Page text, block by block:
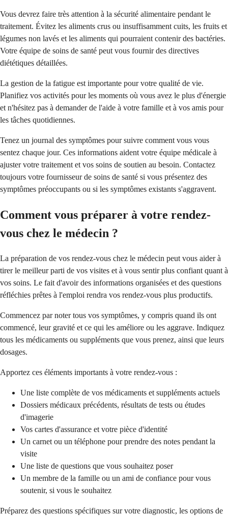
Vous devrez faire très attention à la sécurité alimentaire pendant le
traitement. Évitez les aliments crus ou insuffisamment cuits, les fruits et
légumes non lavés et les aliments qui pourraient contenir des bactéries.
Votre équipe de soins de santé peut vous fournir des directives
diététiques détaillées.
La gestion de la fatigue est importante pour votre qualité de vie.
Planifiez vos activités pour les moments où vous avez le plus d'énergie
et n'hésitez pas à demander de l'aide à votre famille et à vos amis pour
les tâches quotidiennes.
Tenez un journal des symptômes pour suivre comment vous vous
sentez chaque jour. Ces informations aident votre équipe médicale à
ajuster votre traitement et vos soins de soutien au besoin. Contactez
toujours votre fournisseur de soins de santé si vous présentez des
symptômes préoccupants ou si les symptômes existants s'aggravent.
Comment vous préparer à votre rendez-
vous chez le médecin ?
La préparation de vos rendez-vous chez le médecin peut vous aider à
tirer le meilleur parti de vos visites et à vous sentir plus confiant quant à
vos soins. Le fait d'avoir des informations organisées et des questions
réfléchies prêtes à l'emploi rendra vos rendez-vous plus productifs.
Commencez par noter tous vos symptômes, y compris quand ils ont
commencé, leur gravité et ce qui les améliore ou les aggrave. Indiquez
tous les médicaments ou suppléments que vous prenez, ainsi que leurs
dosages.
Apportez ces éléments importants à votre rendez-vous :
Une liste complète de vos médicaments et suppléments actuels
Dossiers médicaux précédents, résultats de tests ou études
d'imagerie
Vos cartes d'assurance et votre pièce d'identité
Un carnet ou un téléphone pour prendre des notes pendant la
visite
Une liste de questions que vous souhaitez poser
Un membre de la famille ou un ami de confiance pour vous
soutenir, si vous le souhaitez
Préparez des questions spécifiques sur votre diagnostic, les options de